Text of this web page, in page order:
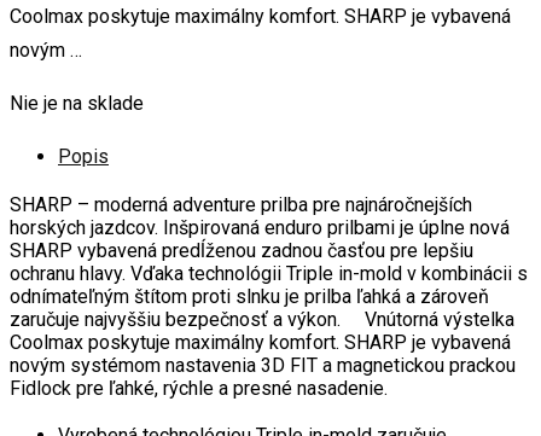
Coolmax poskytuje maximálny komfort. SHARP je vybavená
novým …
Nie je na sklade
Popis
SHARP – moderná adventure prilba pre najnáročnejších
horských jazdcov. Inšpirovaná enduro prilbami je úplne nová
SHARP vybavená predĺženou zadnou časťou pre lepšiu
ochranu hlavy. Vďaka technológii Triple in-mold v kombinácii s
odnímateľným štítom proti slnku je prilba ľahká a zároveň
zaručuje najvyššiu bezpečnosť a výkon. Vnútorná výstelka
Coolmax poskytuje maximálny komfort. SHARP je vybavená
novým systémom nastavenia 3D FIT a magnetickou prackou
Fidlock pre ľahké, rýchle a presné nasadenie.